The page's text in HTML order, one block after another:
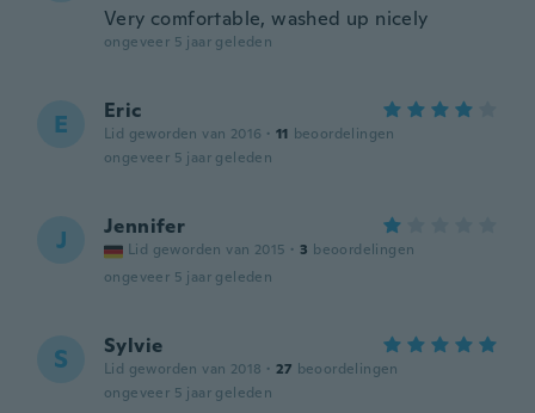
Very comfortable, washed up nicely
ongeveer 5 jaar geleden
E Eric
Lid geworden van 2016 · 11 beoordelingen
ongeveer 5 jaar geleden
J Jennifer
Lid geworden van 2015 · 3 beoordelingen
ongeveer 5 jaar geleden
S Sylvie
Lid geworden van 2018 · 27 beoordelingen
ongeveer 5 jaar geleden